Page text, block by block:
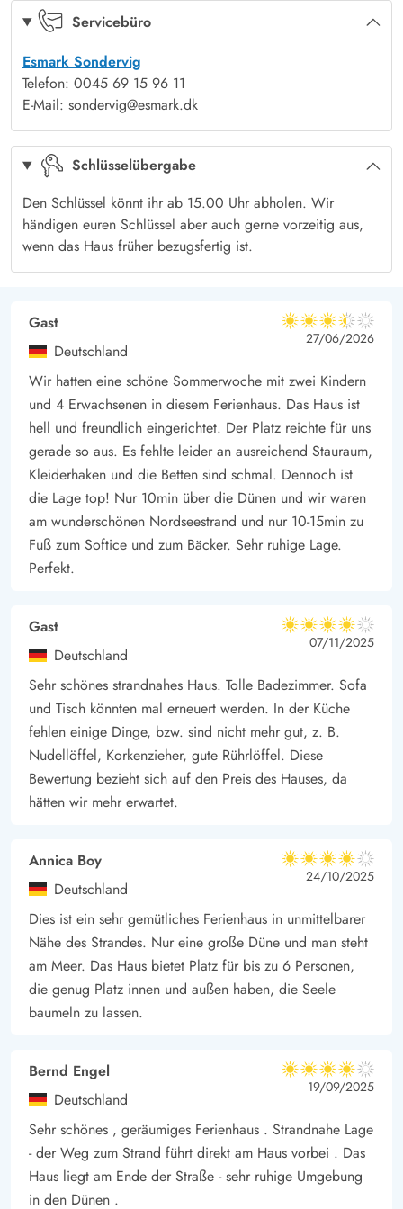
Zentrum nur knappe 800 Meter entfernt von eurer
Auto oder aber sportlich aktiv mit dem Fahrrad. Ein Wander-
und Fahrradweg führt direkt vom Ferienhausgebiet zu den
Bäcker mit köstlichen Leckereien sowie gemütliche kleine
Boutiquen, Eiscafés und Restaurants beinhalten.
Darüber hinaus bietet Søndervig natürlich auch Ausflugsziele
wie das Sandskulpturenfestival.
Servicebüro
Esmark Sondervig
Telefon: 0045 69 15 96 11
E-Mail: sondervig@esmark.dk
Schlüsselübergabe
Den Schlüssel könnt ihr ab 15.00 Uhr abholen. Wir
händigen euren Schlüssel aber auch gerne vorzeitig aus,
wenn das Haus früher bezugsfertig ist.
Terrasse: offen
Gast
Deutschland
3.5 von 5
3.5 von 5
3.5 out of 5
27/06/2026
Wir hatten eine schöne Sommerwoche mit zwei Kindern
und 4 Erwachsenen in diesem Ferienhaus. Das Haus ist
hell und freundlich eingerichtet. Der Platz reichte für uns
gerade so aus. Es fehlte leider an ausreichend Stauraum,
Kleiderhaken und die Betten sind schmal. Dennoch ist
die Lage top! Nur 10min über die Dünen und wir waren
am wunderschönen Nordseestrand und nur 10-15min zu
Fuß zum Softice und zum Bäcker. Sehr ruhige Lage.
Perfekt.
Gast
Deutschland
4 von 5
4 von 5
4 out of 5
07/11/2025
Sehr schönes strandnahes Haus. Tolle Badezimmer. Sofa
und Tisch könnten mal erneuert werden. In der Küche
fehlen einige Dinge, bzw. sind nicht mehr gut, z. B.
Nudellöffel, Korkenzieher, gute Rührlöffel. Diese
Bewertung bezieht sich auf den Preis des Hauses, da
hätten wir mehr erwartet.
Annica Boy
Deutschland
4 von 5
4 von 5
4 out of 5
24/10/2025
Dies ist ein sehr gemütliches Ferienhaus in unmittelbarer
Nähe des Strandes. Nur eine große Düne und man steht
am Meer. Das Haus bietet Platz für bis zu 6 Personen,
die genug Platz innen und außen haben, die Seele
baumeln zu lassen.
Bernd Engel
Deutschland
4 von 5
4 von 5
4 out of 5
19/09/2025
Sehr schönes , geräumiges Ferienhaus . Strandnahe Lage
- der Weg zum Strand führt direkt am Haus vorbei . Das
Haus liegt am Ende der Straße - sehr ruhige Umgebung
in den Dünen .